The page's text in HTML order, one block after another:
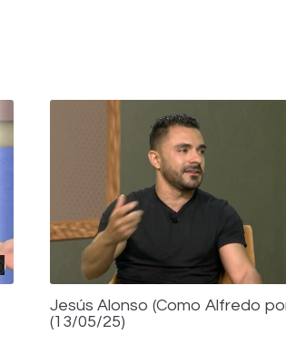
Jesús Alonso (Como Alfredo
(13/05/25)